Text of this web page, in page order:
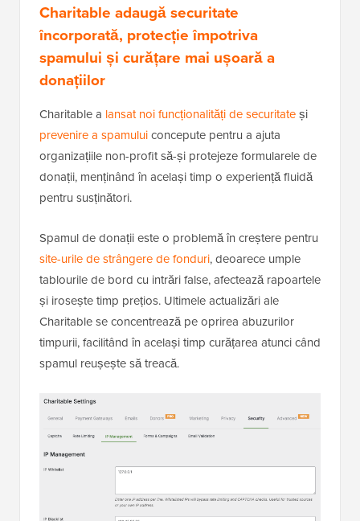
Charitable adaugă securitate
încorporată, protecție împotriva
spamului și curățare mai ușoară a
donațiilor
Charitable a lansat noi funcționalități de securitateși
prevenire a spamuluiconcepute pentru a ajuta
organizațiile non-profit să-și protejeze formularele de
donații, menținând în același timp o experiență fluidă
pentru susținători.
Spamul de donații este o problemă în creștere pentru
site-urile de strângere de fonduri, deoarece umple
tablourile de bord cu intrări false, afectează rapoartele
și irosește timp prețios. Ultimele actualizări ale
Charitable se concentrează pe oprirea abuzurilor
timpurii, facilitând în același timp curățarea atunci când
spamul reușește să treacă.